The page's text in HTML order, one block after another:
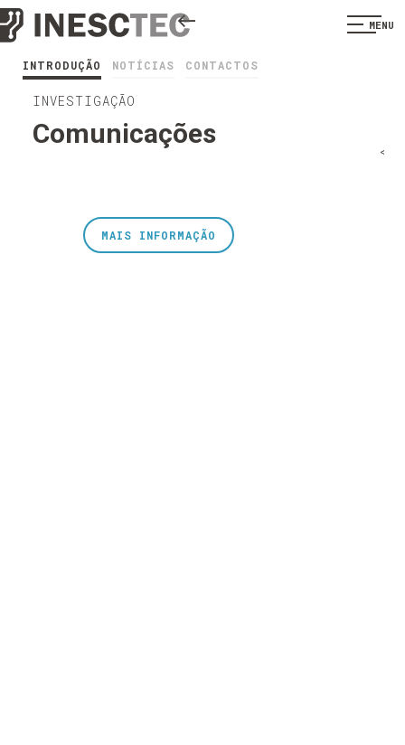
MENU
INTRODUÇÃO NOTÍCIAS CONTACTOS
INVESTIGAÇÃO
Comunicações
<
MAIS INFORMAÇÃO